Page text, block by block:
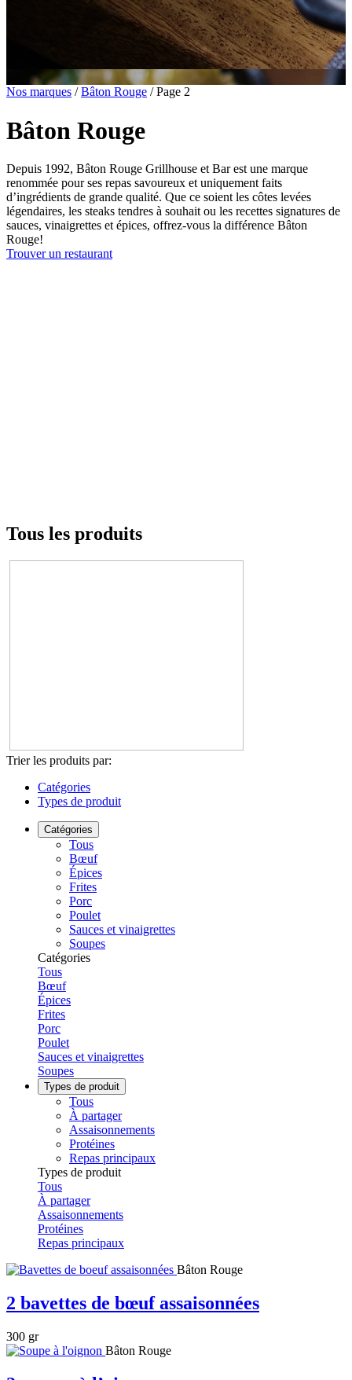
Nos marques /Bâton Rouge /Page 2
Bâton Rouge
Depuis 1992, Bâton Rouge Grillhouse et Bar est une marque
renommée pour ses repas savoureux et uniquement faits
d’ingrédients de grande qualité. Que ce soient les côtes levées
légendaires, les steaks tendres à souhait ou les recettes signatures de
sauces, vinaigrettes et épices, offrez-vous la différence Bâton
Rouge!
Trouver un restaurant
Tous les produits
Trier les produits par:
Catégories
Types de produit
Catégories
Tous
Bœuf
Épices
Frites
Porc
Poulet
Sauces et vinaigrettes
Soupes
Catégories
Tous
Bœuf
Épices
Frites
Porc
Poulet
Sauces et vinaigrettes
Soupes
Types de produit
Tous
À partager
Assaisonnements
Protéines
Repas principaux
Types de produit
Tous
À partager
Assaisonnements
Protéines
Repas principaux
Bâton Rouge
2 bavettes de bœuf assaisonnées
300 gr
Bâton Rouge